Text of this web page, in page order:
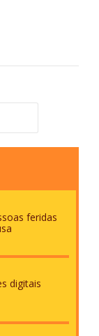
feridas
digitais